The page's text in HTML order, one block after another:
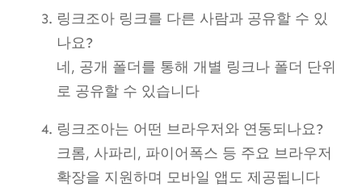
링크조아 링크를 다른 사람과 공유할 수 있
나요?
네, 공개 폴더를 통해 개별 링크나 폴더 단위
로 공유할 수 있습니다
링크조아는 어떤 브라우저와 연동되나요?
크롬, 사파리, 파이어폭스 등 주요 브라우저
확장을 지원하며 모바일 앱도 제공됩니다